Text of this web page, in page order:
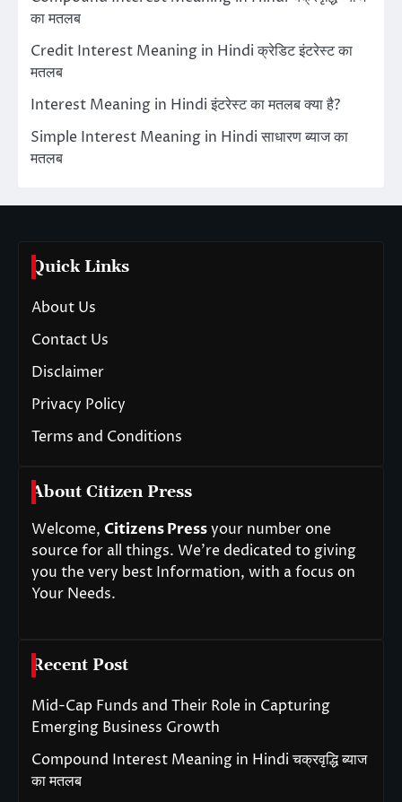
का मतलब
Credit Interest Meaning in Hindi क्रेडिट इंटरेस्ट का
मतलब
Interest Meaning in Hindi इंटरेस्ट का मतलब क्या है?
Simple Interest Meaning in Hindi साधारण ब्याज का
मतलब
Quick Links
About Us
Contact Us
Disclaimer
Privacy Policy
Terms and Conditions
About Citizen Press
Welcome, Citizens Pressyour number one
source for all things. We’re dedicated to giving
you the very best Information, with a focus on
Your Needs.
Recent Post
Mid-Cap Funds and Their Role in Capturing
Emerging Business Growth
Compound Interest Meaning in Hindi चक्रवृद्धि ब्याज
का मतलब